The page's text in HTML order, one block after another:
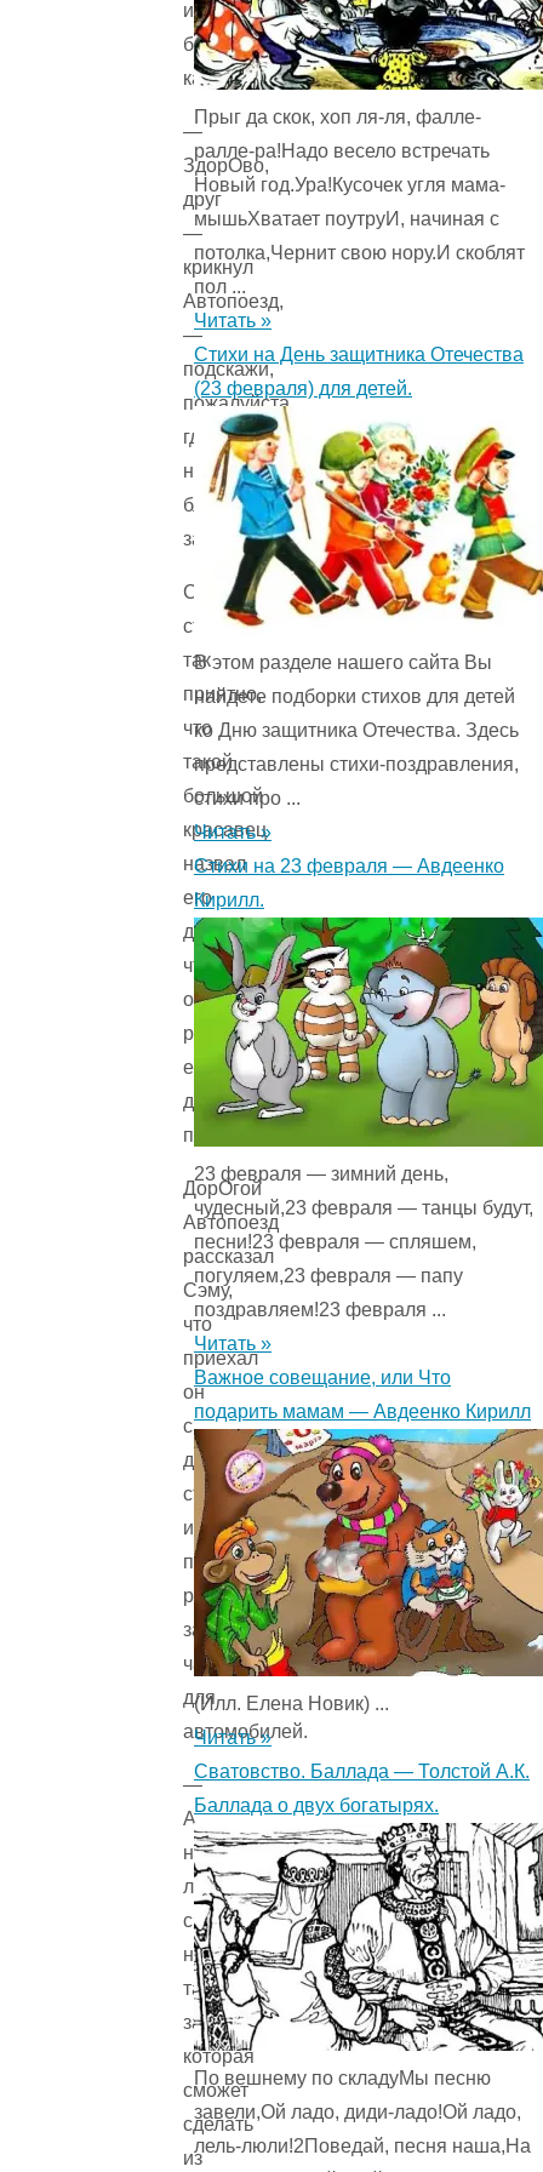
их
большие
кабины.
—
ЗдорОво,
друг
—
крикнул
Автопоезд,
—
подскажи,
пожалуйста,
где
находится
ближайшая
заправка?
Сэму
стало
так
приятно,
что
такой
большой
красавец
назвал
его
другом,
что
он
решил
его
даже
проводить.
ДорОгой
Автопоезд
рассказал
Сэму,
что
приехал
он
с
далёкой
страны
и
привез
разные
запасные
части
для
автомобилей.
—
А
нет
ли
среди
них
такой
запчасти,
которая
сможет
сделать
из
Прыг да скок, хоп ля-ля, фалле-
ралле-ра!Надо весело встречать
Новый год.Ура!Кусочек угля мама-
мышьХватает поутруИ, начиная с
потолка,Чернит свою нору.И скоблят
пол ...
Читать »
Стихи на День защитника Отечества
(23 февраля) для детей.
В этом разделе нашего сайта Вы
найдете подборки стихов для детей
ко Дню защитника Отечества. Здесь
представлены стихи-поздравления,
стихи про ...
Читать »
Стихи на 23 февраля — Авдеенко
Кирилл.
23 февраля — зимний день,
чудесный,23 февраля — танцы будут,
песни!23 февраля — спляшем,
погуляем,23 февраля — папу
поздравляем!23 февраля ...
Читать »
Важное совещание, или Что
подарить мамам — Авдеенко Кирилл
(Илл. Елена Новик) ...
Читать »
Сватовство. Баллада — Толстой А.К.
Баллада о двух богатырях.
По вешнему по складуМы песню
завели,Ой ладо, диди-ладо!Ой ладо,
лель-люли!2Поведай, песня наша,На